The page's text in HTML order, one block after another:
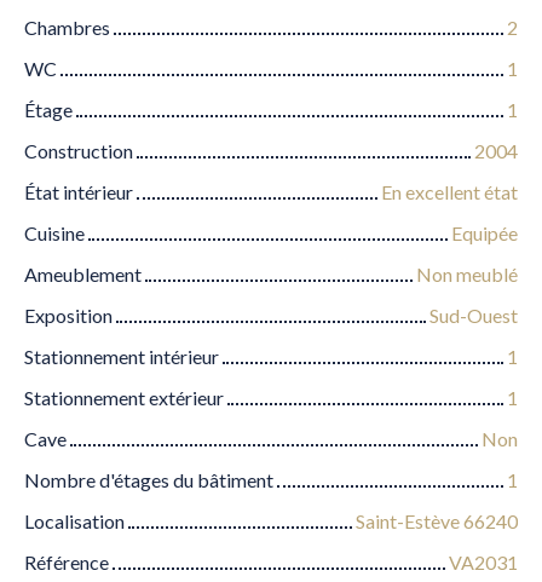
Chambres
2
WC
1
Étage
1
Construction
2004
État intérieur
En excellent état
Cuisine
Equipée
Ameublement
Non meublé
Exposition
Sud-Ouest
Stationnement intérieur
1
Stationnement extérieur
1
Cave
Non
Nombre d'étages du bâtiment
1
Localisation
Saint-Estève 66240
Référence
VA2031